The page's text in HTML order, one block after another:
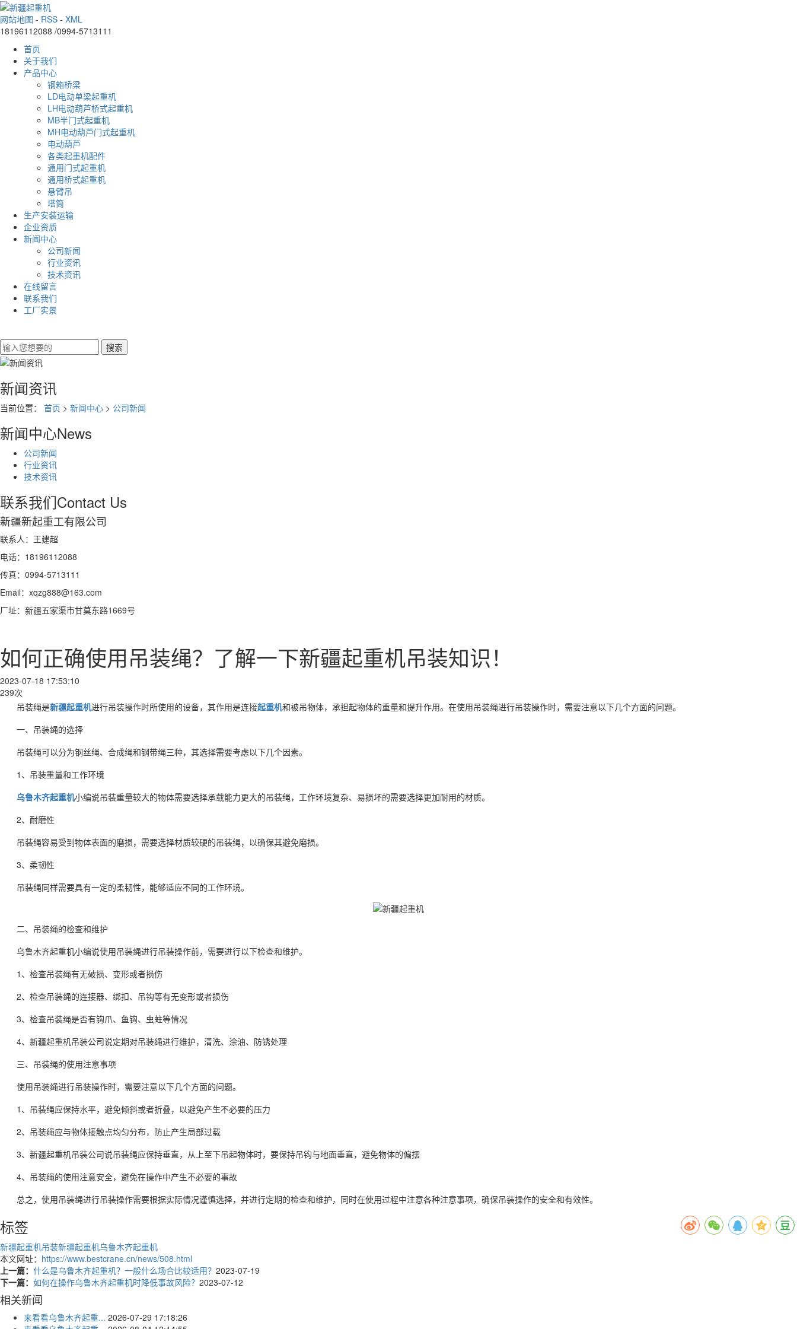
网站地图 - RSS - XML
18196112088 /0994-5713111
首页
关于我们
产品中心
钢箱桥梁
LD电动单梁起重机
LH电动葫芦桥式起重机
MB半门式起重机
MH电动葫芦门式起重机
电动葫芦
各类起重机配件
通用门式起重机
通用桥式起重机
悬臂吊
塔筒
生产安装运输
企业资质
新闻中心
公司新闻
行业资讯
技术资讯
在线留言
联系我们
工厂实景
新闻资讯
当前位置： 首页 > 新闻中心 > 公司新闻
新闻中心News
公司新闻
行业资讯
技术资讯
联系我们Contact Us
新疆新起重工有限公司
联系人：王建超
电话：18196112088
传真：0994-5713111
Email：xqzg888@163.com
厂址：新疆五家渠市甘莫东路1669号
如何正确使用吊装绳？了解一下新疆起重机吊装知识！
2023-07-18 17:53:10
239次
吊装绳是新疆起重机进行吊装操作时所使用的设备，其作用是连接起重机和被吊物体，承担起物体的重量和提升作用。在使用吊装绳进行吊装操作时，需要注意以下几个方面的问题。
一、吊装绳的选择
吊装绳可以分为钢丝绳、合成绳和钢带绳三种，其选择需要考虑以下几个因素。
1、吊装重量和工作环境
乌鲁木齐起重机小编说吊装重量较大的物体需要选择承载能力更大的吊装绳，工作环境复杂、易损坏的需要选择更加耐用的材质。
2、耐磨性
吊装绳容易受到物体表面的磨损，需要选择材质较硬的吊装绳，以确保其避免磨损。
3、柔韧性
吊装绳同样需要具有一定的柔韧性，能够适应不同的工作环境。
二、吊装绳的检查和维护
乌鲁木齐起重机小编说使用吊装绳进行吊装操作前，需要进行以下检查和维护。
1、检查吊装绳有无破损、变形或者损伤
2、检查吊装绳的连接器、绑扣、吊钩等有无变形或者损伤
3、检查吊装绳是否有钩爪、鱼钩、虫蛀等情况
4、新疆起重机吊装公司说定期对吊装绳进行维护，清洗、涂油、防锈处理
三、吊装绳的使用注意事项
使用吊装绳进行吊装操作时，需要注意以下几个方面的问题。
1、吊装绳应保持水平，避免倾斜或者折叠，以避免产生不必要的压力
2、吊装绳应与物体接触点均匀分布，防止产生局部过载
3、新疆起重机吊装公司说吊装绳应保持垂直，从上至下吊起物体时，要保持吊钩与地面垂直，避免物体的偏摆
4、吊装绳的使用注意安全，避免在操作中产生不必要的事故
总之，使用吊装绳进行吊装操作需要根据实际情况谨慎选择，并进行定期的检查和维护，同时在使用过程中注意各种注意事项，确保吊装操作的安全和有效性。
标签
新疆起重机吊装新疆起重机乌鲁木齐起重机
本文网址： https://www.bestcrane.cn/news/508.html
上一篇： 什么是乌鲁木齐起重机？一般什么场合比较适用？ 2023-07-19
下一篇： 如何在操作乌鲁木齐起重机时降低事故风险？ 2023-07-12
相关新闻
来看看乌鲁木齐起重... 2026-07-29 17:18:26